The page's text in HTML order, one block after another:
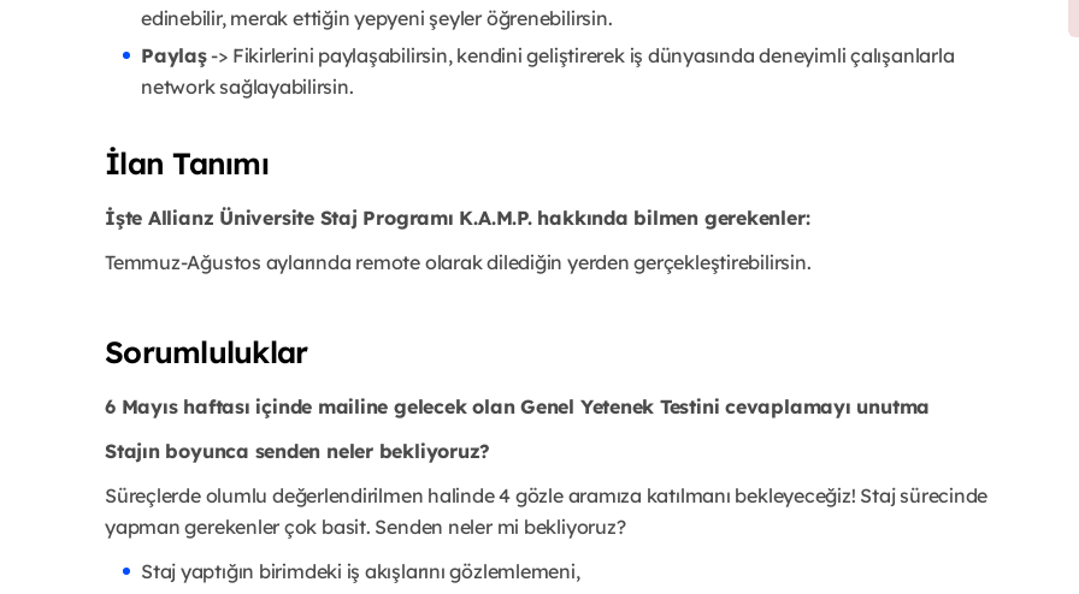
edinebilir, merak ettiğin yepyeni şeyler öğrenebilirsin.
Paylaş-> Fikirlerini paylaşabilirsin, kendini geliştirerek iş dünyasında deneyimli çalışanlarla
network sağlayabilirsin.
İlan Tanımı
İşte Allianz Üniversite Staj Programı K.A.M.P. hakkında bilmen gerekenler:
Temmuz-Ağustos aylarında remote olarak dilediğin yerden gerçekleştirebilirsin.
Sorumluluklar
6 Mayıs haftası içinde mailine gelecek olan Genel Yetenek Testini cevaplamayı unutma
Stajın boyunca senden neler bekliyoruz?
Süreçlerde olumlu değerlendirilmen halinde 4 gözle aramıza katılmanı bekleyeceğiz! Staj sürecinde
yapman gerekenler çok basit. Senden neler mi bekliyoruz?
Staj yaptığın birimdeki iş akışlarını gözlemlemeni,